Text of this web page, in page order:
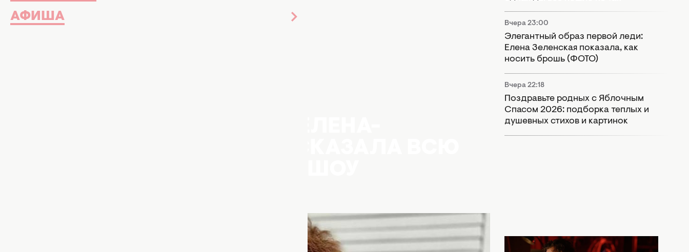
АФИША
Вчера 23:00
Элегантный образ первой леди:
Елена Зеленская показала, как
носить брошь (ФОТО)
Вчера 22:18
Поздравьте родных с Яблочным
Спасом 2026: подборка теплых и
душевных стихов и картинок
Вчера 20:30